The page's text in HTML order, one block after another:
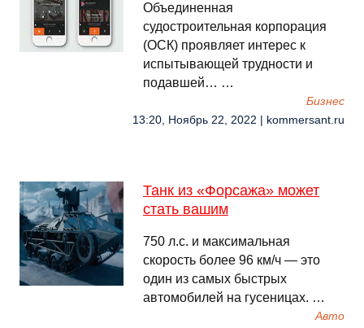
Объединенная
судостроительная корпорация
(ОСК) проявляет интерес к
испытывающей трудности и
подавшей… …
Бизнес
13:20, Ноябрь 22, 2022 | kommersant.ru
Танк из «Форсажа» может
стать вашим
750 л.с. и максимальная
скорость более 96 км/ч — это
один из самых быстрых
автомобилей на гусеницах. …
Авто